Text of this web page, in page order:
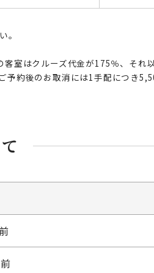
。
室はクルーズ代金が175％、それ
約後のお取消には1手配につき